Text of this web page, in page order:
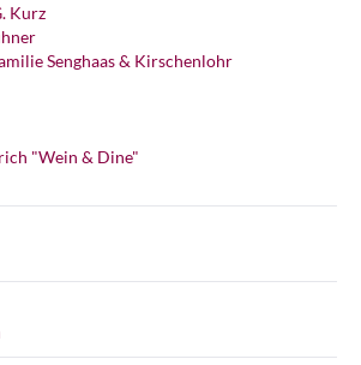
Kurz
Senghaas & Kirschenlohr
"Wein & Dine"